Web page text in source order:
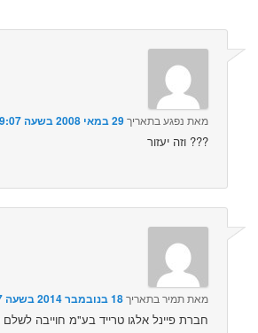
מאת נפגע בתאריך29 במאי 2008 בשעה 9:07
וזה יעזור ???
מאתתמיר בתאריך18 בנובמבר 2014 בשעה 7:37